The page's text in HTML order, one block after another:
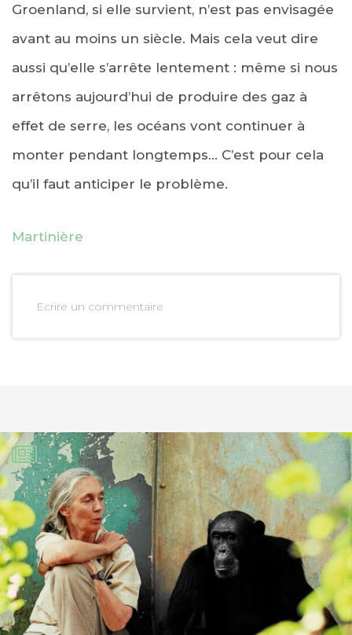
Groenland, si elle survient, n’est pas envisagée
avant au moins un siècle. Mais cela veut dire
aussi qu’elle s’arrête lentement : même si nous
arrêtons aujourd’hui de produire des gaz à
effet de serre, les océans vont continuer à
monter pendant longtemps… C’est pour cela
qu’il faut anticiper le problème.
Martinière
Ecrire un commentaire